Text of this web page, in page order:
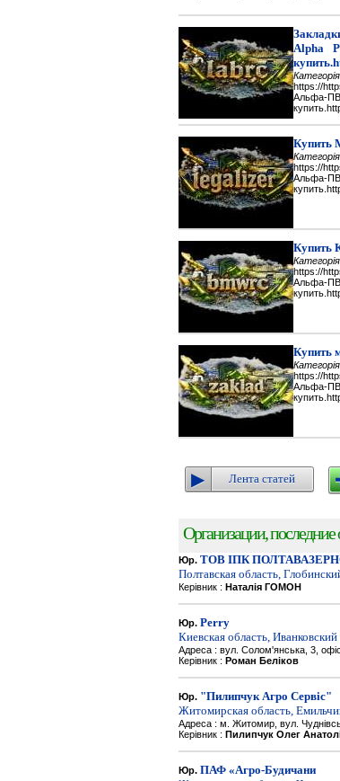
Alpha
https://
Альфа-
Купить
https://
Альфа-
Купить
https://
Альфа-
Купить
https://
Альфа-
Лента статей
Организации, последние
Юр. ТОВ ІПК
Полтавская область,
Керівник : Наталія ГОМОН
Юр. Perry
Киевская область,
Адреса : вул. Солом'янська, 3,
Керівник : Роман Беліков
Юр. "Пилипчук Агро Сервіс"
Житомирская область,
Адреса : м. Житомир, вул.
Керівник : Пилипчук Олег
Юр. ПАФ «Агро-Будичани